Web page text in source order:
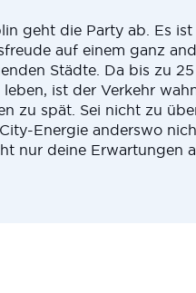
geht die Party ab. Es
auf einem ganz
Städte. Da bis zu
leben, ist der Verkehr
zu spät. Sei nicht zu
Energie anderswo
nur deine Erwartungen